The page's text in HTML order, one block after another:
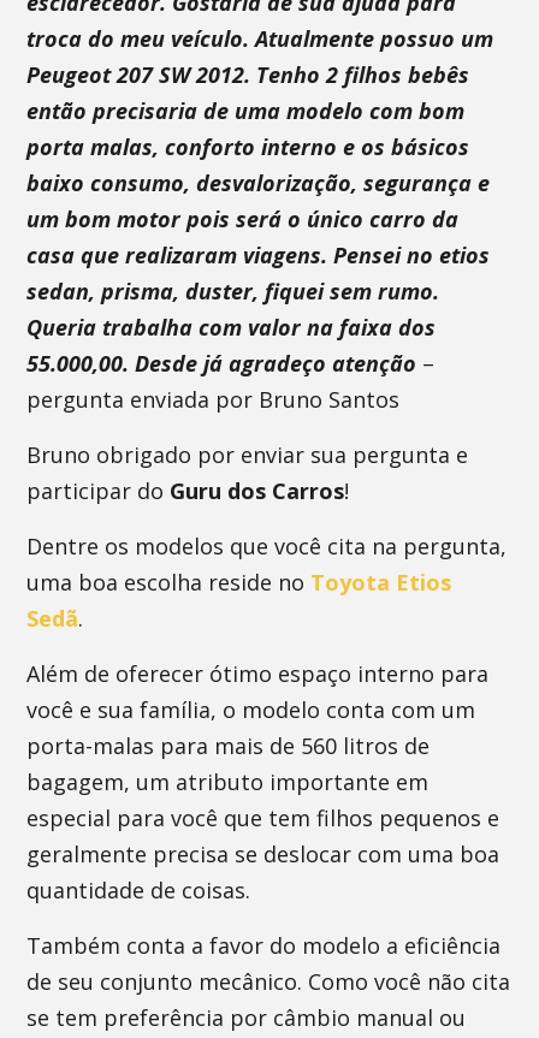
troca do meu veículo. Atualmente possuo um
Peugeot 207 SW 2012. Tenho 2 filhos bebês
então precisaria de uma modelo com bom
porta malas, conforto interno e os básicos
baixo consumo, desvalorização, segurança e
um bom motor pois será o único carro da
casa que realizaram viagens. Pensei no etios
sedan, prisma, duster, fiquei sem rumo.
Queria trabalha com valor na faixa dos
55.000,00. Desde já agradeço atenção –
pergunta enviada por Bruno Santos
Bruno obrigado por enviar sua pergunta e
participar do Guru dos Carros!
Dentre os modelos que você cita na pergunta,
uma boa escolha reside no Toyota Etios
Sedã.
Além de oferecer ótimo espaço interno para
você e sua família, o modelo conta com um
porta-malas para mais de 560 litros de
bagagem, um atributo importante em
especial para você que tem filhos pequenos e
geralmente precisa se deslocar com uma boa
quantidade de coisas.
Também conta a favor do modelo a eficiência
de seu conjunto mecânico. Como você não cita
se tem preferência por câmbio manual ou